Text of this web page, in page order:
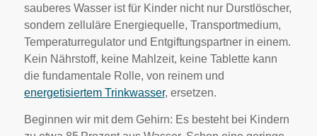
sauberes Wasser ist für Kinder nicht nur Durstlöscher,
sondern zelluläre Energiequelle, Transportmedium,
Temperaturregulator und Entgiftungspartner in einem.
Kein Nährstoff, keine Mahlzeit, keine Tablette kann
die fundamentale Rolle, von reinem und
energetisiertem Trinkwasser, ersetzen.
Beginnen wir mit dem Gehirn: Es besteht bei Kindern